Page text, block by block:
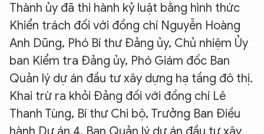
Thành ủy đã thi hành kỷ luật bằng hình thức
Khiển trách đối với đồng chí Nguyễn Hoàng
Anh Dũng, Phó Bí thư Đảng ủy, Chủ nhiệm Ủy
ban Kiểm tra Đảng ủy, Phó Giám đốc Ban
Quản lý dự án đầu tư xây dựng hạ tầng đô thị.
Khai trừ ra khỏi Đảng đối với đồng chí Lê
Thanh Tùng, Bí thư Chi bộ, Trưởng Ban Điều